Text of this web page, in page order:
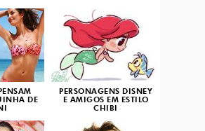
DE
PERSONAGENS DISNEY
E AMIGOS EM ESTILO
CHIBI
3